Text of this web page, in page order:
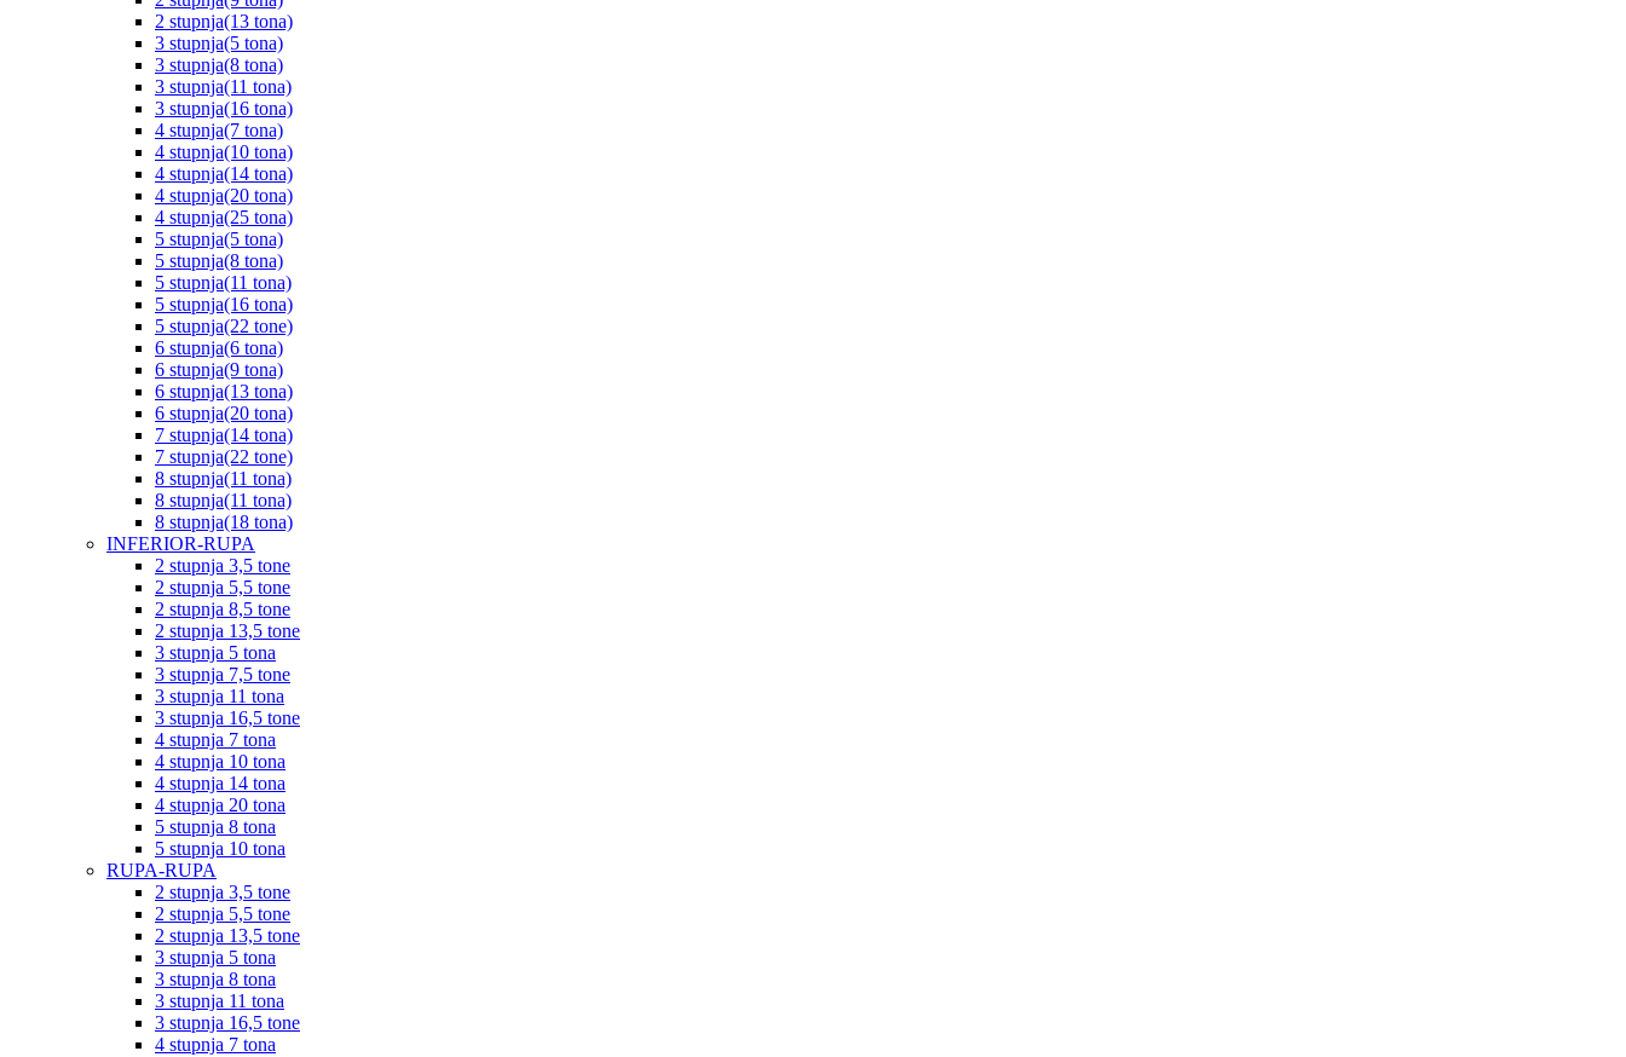
2 stupnja(13 tona)
3 stupnja(5 tona)
3 stupnja(8 tona)
3 stupnja(11 tona)
3 stupnja(16 tona)
4 stupnja(7 tona)
4 stupnja(10 tona)
4 stupnja(14 tona)
4 stupnja(20 tona)
4 stupnja(25 tona)
5 stupnja(5 tona)
5 stupnja(8 tona)
5 stupnja(11 tona)
5 stupnja(16 tona)
5 stupnja(22 tone)
6 stupnja(6 tona)
6 stupnja(9 tona)
6 stupnja(13 tona)
6 stupnja(20 tona)
7 stupnja(14 tona)
7 stupnja(22 tone)
8 stupnja(11 tona)
8 stupnja(11 tona)
8 stupnja(18 tona)
INFERIOR-RUPA
2 stupnja 3,5 tone
2 stupnja 5,5 tone
2 stupnja 8,5 tone
2 stupnja 13,5 tone
3 stupnja 5 tona
3 stupnja 7,5 tone
3 stupnja 11 tona
3 stupnja 16,5 tone
4 stupnja 7 tona
4 stupnja 10 tona
4 stupnja 14 tona
4 stupnja 20 tona
5 stupnja 8 tona
5 stupnja 10 tona
RUPA-RUPA
2 stupnja 3,5 tone
2 stupnja 5,5 tone
2 stupnja 13,5 tone
3 stupnja 5 tona
3 stupnja 8 tona
3 stupnja 11 tona
3 stupnja 16,5 tone
4 stupnja 7 tona